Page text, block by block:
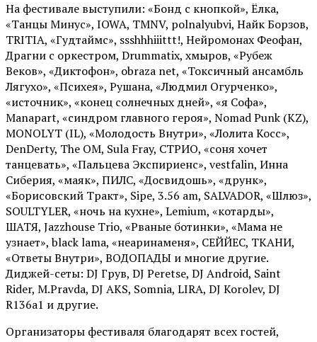
На фестивале выступили: «Бонд с кнопкой», Ёлка,
«Танцы Минус», IOWA, TMNV, polnalyubvi, Найк Борзов,
TRITIA, «Гудтаймс», ssshhhiiittt!, Нейромонах Феофан,
Драгни с оркестром, Drummatix, хмыров, «Рубеж
Веков», «Диктофон», obraza net, «Токсичный ансамбль
Лягухо», «Психея», Рушана, «Людмил Огурченко»,
«источник», «конец солнечных дней», «я Софа»,
Manapart, «синдром главного героя», Nomad Punk (KZ),
MONOLYT (IL), «Молодость Внутри», «Лолита Косс»,
DenDerty, The OM, Sula Fray, СТРИО, «соня хочет
танцевать», «Пальцева Экспириенс», vestfalin, Инна
Сиберия, «маяк», ПИЛС, «Досвидошь», «друнк»,
«Борисовский Тракт», Sipe, 3.56 am, SALVADOR, «Шлюз»,
SOULTYLER, «ночь на кухне», Lemium, «котарды»,
ШАТЯ, Jazzhouse Trio, «Рваные ботинки», «Мама не
узнает», black lama, «неаринаменя», СЕЙЙЕС, ТКАНИ,
«Ответы Внутри», ВОДОПАДЫ и многие другие.
Диджей-сеты: DJ Грув, DJ Peretse, DJ Android, Saint
Rider, М.Pravda, DJ AKS, Somnia, LIRA, DJ Korolev, DJ
R136a1 и другие.
Организаторы фестиваля благодарят всех гостей,